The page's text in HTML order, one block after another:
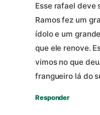
Esse rafael deve
Ramos fez um
ídolo e um
que ele renove.
vimos no que
frangueiro lá do
Responder